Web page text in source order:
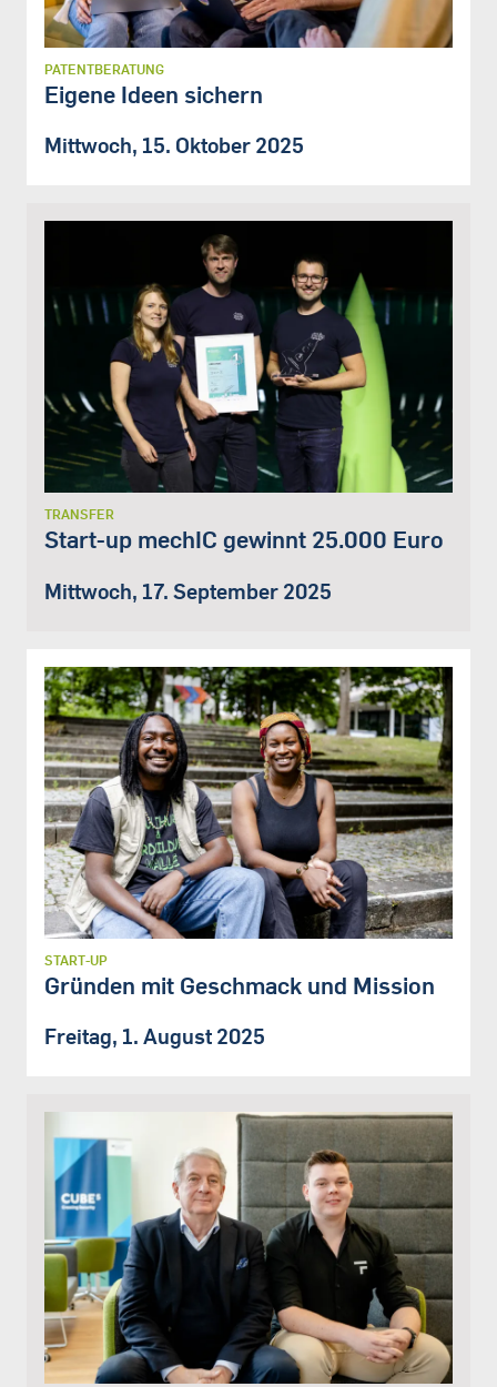
PATENTBERATUNG
Eigene Ideen sichern
Mittwoch, 15. Oktober 2025
TRANSFER
Start-up mechIC gewinnt 25.000 Euro
Mittwoch, 17. September 2025
START-UP
Gründen mit Geschmack und Mission
Freitag, 1. August 2025